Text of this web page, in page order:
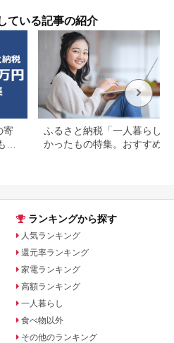
酒のおつまみ お弁当
保存食 非常食 アウト
ドア K03021
ている記事の紹介
寄
ふるさと納税「一人暮らし」
かったもの特集。おすすめ返
ランキングから探す
人気ランキング
還元率ランキング
家電ランキング
高額ランキング
一人暮らし
食べ物以外
その他のランキング